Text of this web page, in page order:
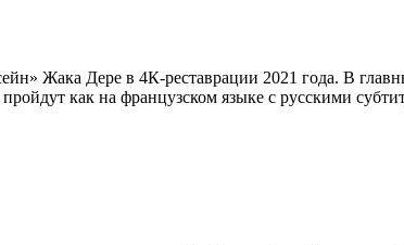
Жака Дере в 4К-реставрации 2021 года. В
как на французском языке с русскими